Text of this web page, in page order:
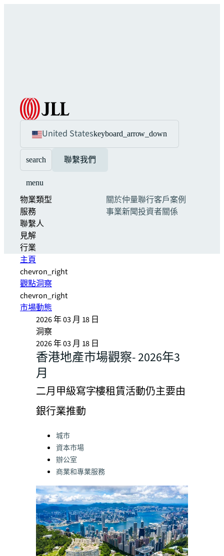
United Stateskeyboard_arrow_down
search 聯繫我們
menu
物業類型
服務
聯繫人
見解
行業
關於仲量聯行客戶案例
事業新聞投資者關係
主頁
chevron_right
觀點洞察
chevron_right
市場動態
2026 年 03 月 18 日
洞察
2026 年 03 月 18 日
香港地產市場觀察- 2026年3
月
二月甲級寫字樓租賃活動仍主要由
銀行業推動
Categories:
城市
資本市場
辦公室
商業和專業服務